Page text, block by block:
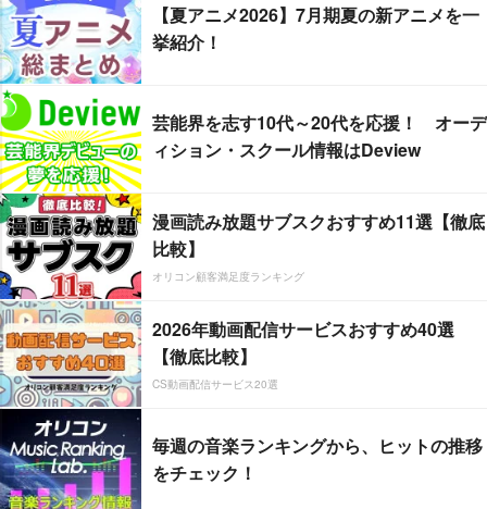
【夏アニメ2026】7月期夏の新アニメを一
挙紹介！
芸能界を志す10代～20代を応援！ オーデ
ィション・スクール情報はDeview
漫画読み放題サブスクおすすめ11選【徹底
比較】
オリコン顧客満足度ランキング
2026年動画配信サービスおすすめ40選
【徹底比較】
CS動画配信サービス20選
毎週の音楽ランキングから、ヒットの推移
をチェック！